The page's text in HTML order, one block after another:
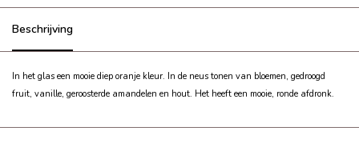
Beschrijving
In het glas een mooie diep oranje kleur. In de neus tonen van bloemen, gedroogd
fruit, vanille, geroosterde amandelen en hout. Het heeft een mooie, ronde afdronk.